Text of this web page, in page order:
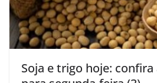
Soja e trigo hoje: confira